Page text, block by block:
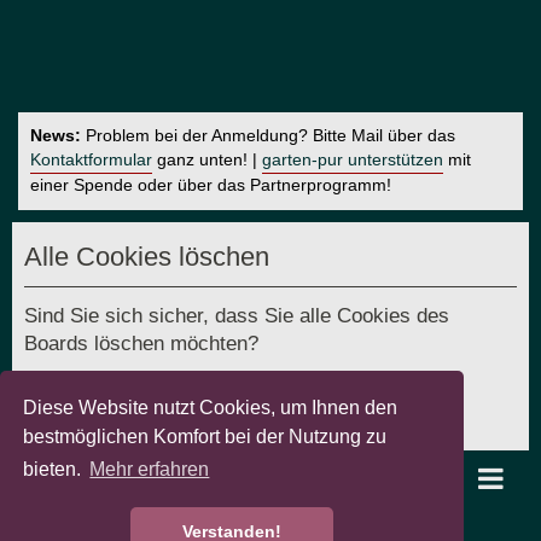
Diese Website nutzt Cookies, um Ihnen den
bestmöglichen Komfort bei der Nutzung zu
bieten. Mehr erfahren
Verstanden!
News: Problem bei der Anmeldung? Bitte Mail über das
Kontaktformular ganz unten! | garten-pur unterstützen mit
einer Spende oder über das Partnerprogramm!
Alle Cookies löschen
Sind Sie sich sicher, dass Sie alle Cookies des
Boards löschen möchten?
garten-pur Portal
Powered byphpBB® Forum Software © phpBB Limited